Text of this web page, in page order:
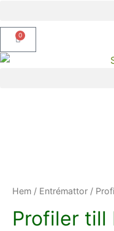
innehåll
0
Varukorg
Hem / Entrémattor /
Profiler till